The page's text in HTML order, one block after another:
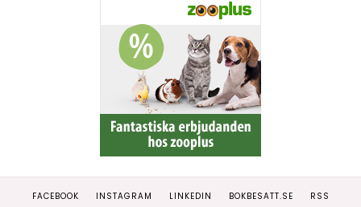
FACEBOOK INSTAGRAM LINKEDIN BOKBESATT.SE RSS